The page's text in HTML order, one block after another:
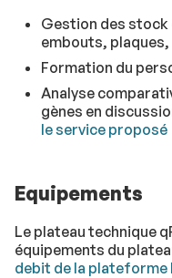
Gestion des
embouts,
Formation du
Analyse
gènes en
le service proposé
Equipements
Le plateau technique
équipements du
debit de la plateforme